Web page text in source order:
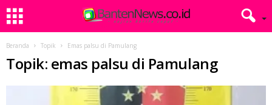
Beranda Topik Emas palsu di Pamulang
Topik: emas palsu di Pamulang